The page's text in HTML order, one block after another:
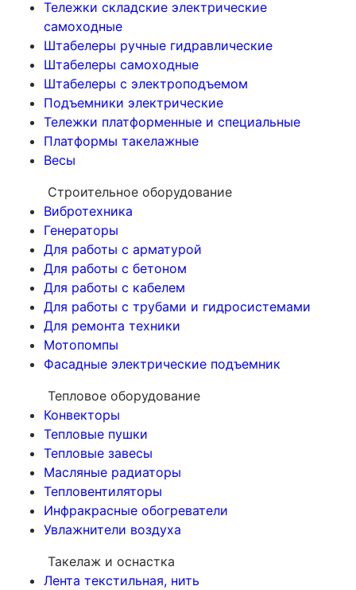
Тележки складские электрические
самоходные
Штабелеры ручные гидравлические
Штабелеры самоходные
Штабелеры с электроподъемом
Подъемники электрические
Тележки платформенные и специальные
Платформы такелажные
Весы
Строительное оборудование
Вибротехника
Генераторы
Для работы с арматурой
Для работы с бетоном
Для работы с кабелем
Для работы с трубами и гидросистемами
Для ремонта техники
Мотопомпы
Фасадные электрические подъемник
Тепловое оборудование
Конвекторы
Тепловые пушки
Тепловые завесы
Масляные радиаторы
Тепловентиляторы
Инфракрасные обогреватели
Увлажнители воздуха
Такелаж и оснастка
Лента текстильная, нить